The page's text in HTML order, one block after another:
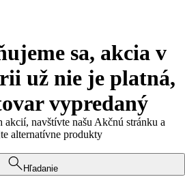
sa, akcia v
už nie je platná,
vypredaný
akcií, navštívte našu Akčnú stránku a
alternatívne produkty
Hľadanie